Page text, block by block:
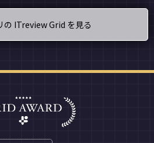
の ITreview Grid を見る